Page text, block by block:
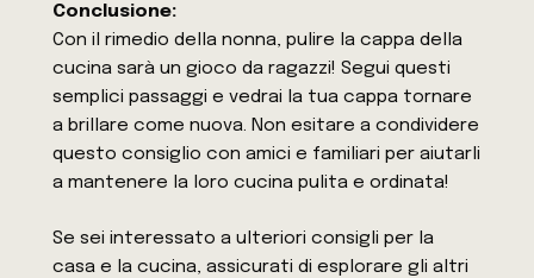
Conclusione:
Con il rimedio della nonna, pulire la cappa della
cucina sarà un gioco da ragazzi! Segui questi
semplici passaggi e vedrai la tua cappa tornare
a brillare come nuova. Non esitare a condividere
questo consiglio con amici e familiari per aiutarli
a mantenere la loro cucina pulita e ordinata!
Se sei interessato a ulteriori consigli per la
casa e la cucina, assicurati di esplorare gli altri